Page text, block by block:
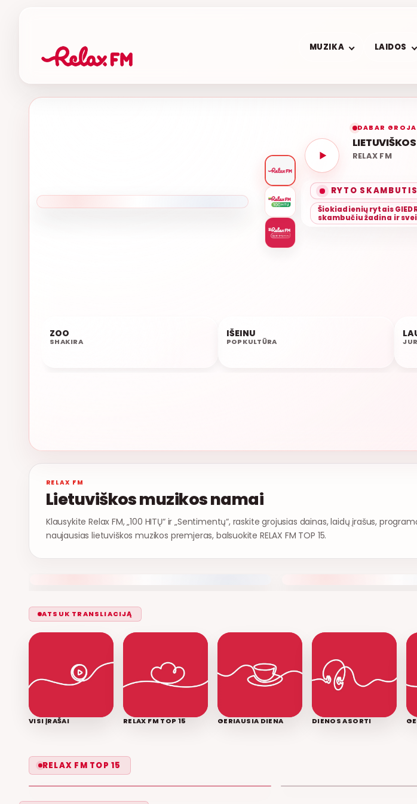
MUZIKA LAIDOS
DABAR GROJA
RELAX FM
RYTO SKAMBUTIS
Šiokiadienių rytais
skambučiu žadina ir
07:21
ZOO
SHAKIRA
07:16
IŠEINU
POPKULTŪRA
RELAX FM
Lietuviškos muzikos namai
Klausykite Relax FM, „100 HITŲ“ ir „Sentimentų“, raskite grojusias dainas, laidų įrašus,
naujausias lietuviškos muzikos premjeras, balsuokite RELAX FM TOP 15.
ATSUK TRANSLIACIJĄ
VISI ĮRAŠAI RELAX FM TOP 15 GERIAUSIA DIENA DIENOS ASORTI
RELAX FM TOP 15
LEISK PRIPAŽINTI
GRUPĖ 2